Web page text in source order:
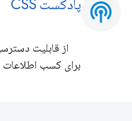
podcasts پادکست CSS